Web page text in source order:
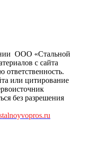
ООО «Стальной
с сайта
ответственность.
или цитирование
без разрешения